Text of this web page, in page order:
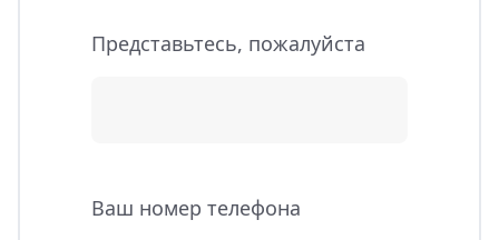
Представьтесь, пожалуйста
Ваш номер телефона